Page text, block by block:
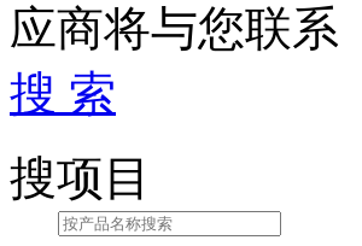
应商将与您联系
搜 索
搜项目